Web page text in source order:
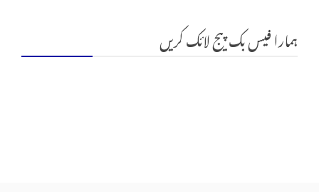
ہمارا فیس بک پیج لائک کریں